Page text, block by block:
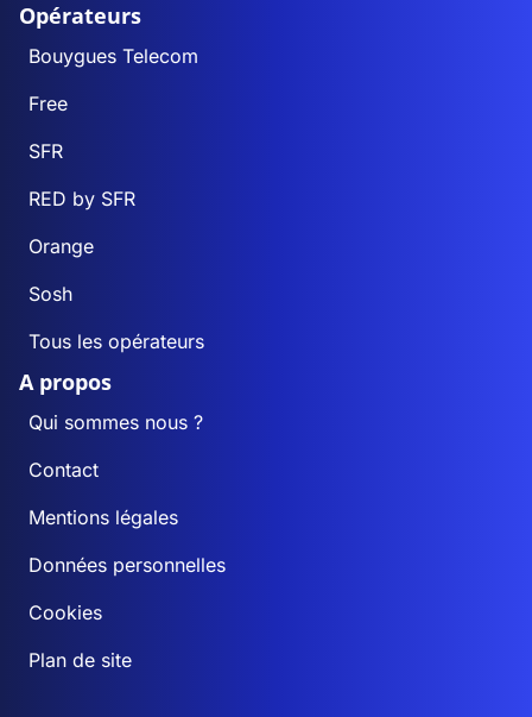
Opérateurs
Bouygues Telecom
Free
SFR
RED by SFR
Orange
Sosh
Tous les opérateurs
A propos
Qui sommes nous ?
Contact
Mentions légales
Données personnelles
Cookies
Plan de site